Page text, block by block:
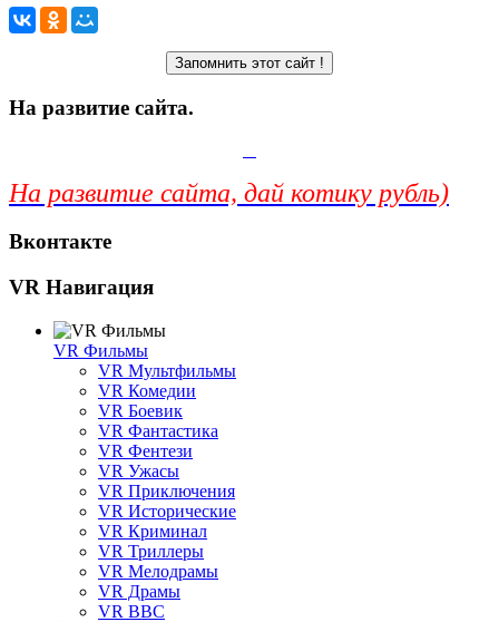
На развитие сайта.
На развитие сайта, дай котику рубль)
Вконтакте
VR Навигация
VR Фильмы
VR Мультфильмы
VR Комедии
VR Боевик
VR Фантастика
VR Фентези
VR Ужасы
VR Приключения
VR Исторические
VR Криминал
VR Триллеры
VR Мелодрамы
VR Драмы
VR BBC